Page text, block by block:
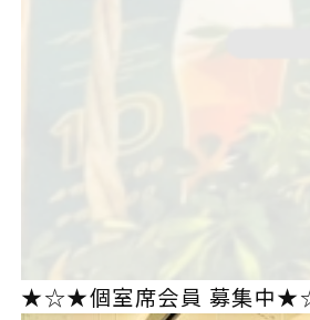
★☆★個室席会員 募集中